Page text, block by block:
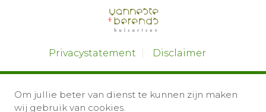
Privacystatement Disclaimer
Om jullie beter van dienst te kunnen zijn maken
wij gebruik van cookies.